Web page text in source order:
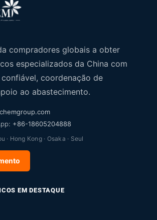
compradores globais a obter
especializados da China com
coordenação de
ao abastecimento.
+86-18605204888
· Hong Kong · Osaka · Seul
EM DESTAQUE